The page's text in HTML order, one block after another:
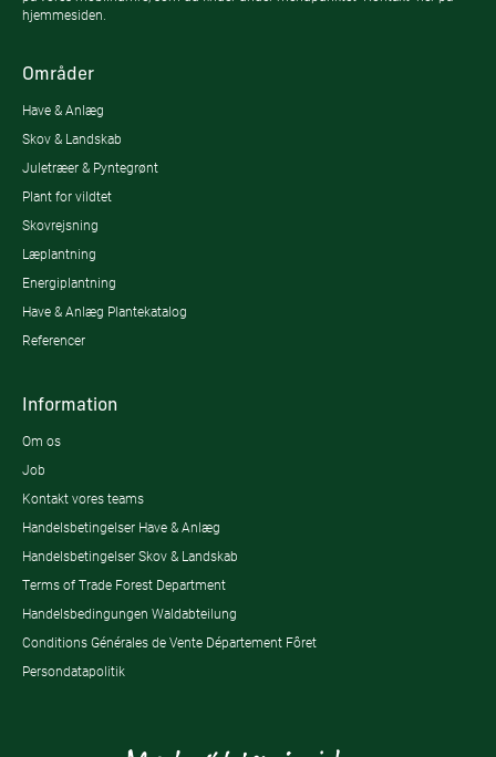
hjemmesiden.
Områder
Have & Anlæg
Skov & Landskab
Juletræer & Pyntegrønt
Plant for vildtet
Skovrejsning
Læplantning
Energiplantning
Have & Anlæg Plantekatalog
Referencer
Information
Om os
Job
Kontakt vores teams
Handelsbetingelser Have & Anlæg
Handelsbetingelser Skov & Landskab
Terms of Trade Forest Department
Handelsbedingungen Waldabteilung
Conditions Générales de Vente Département Fôret
Persondatapolitik